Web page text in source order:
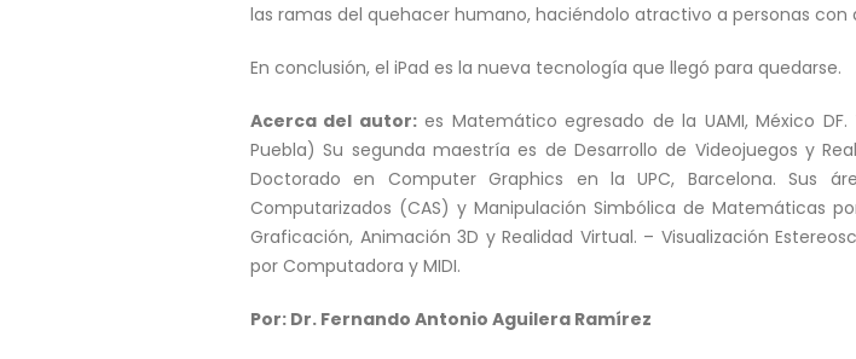
las ramas del quehacer humano, haciéndolo atractivo a personas con
En conclusión, el iPad es la nueva tecnología que llegó para quedarse.
Acerca del autor:es Matemático egresado de la UAMI, México
Puebla) Su segunda maestría es de Desarrollo de Videojuegos y
Doctorado en Computer Graphics en la UPC, Barcelona. Sus
Computarizados (CAS) y Manipulación Simbólica de Matemáticas
Graficación, Animación 3D y Realidad Virtual. – Visualización
por Computadora y MIDI.
Por: Dr. Fernando Antonio Aguilera Ramírez